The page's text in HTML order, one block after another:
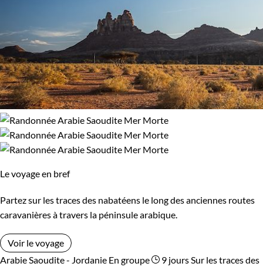
Le voyage en bref
Partez sur les traces des nabatéens le long des anciennes routes
caravanières à travers la péninsule arabique.
Voir le voyage
Arabie Saoudite - Jordanie En groupe 9 jours Sur les traces des